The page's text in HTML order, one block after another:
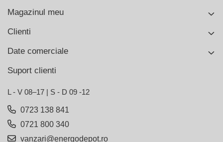
Magazinul meu
Clienti
Date comerciale
Suport clienti
L - V 08–17 | S - D 09 -12
0723 138 841
0721 800 340
vanzari@energodepot.ro